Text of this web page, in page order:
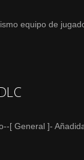
equipo de
[ General ]-